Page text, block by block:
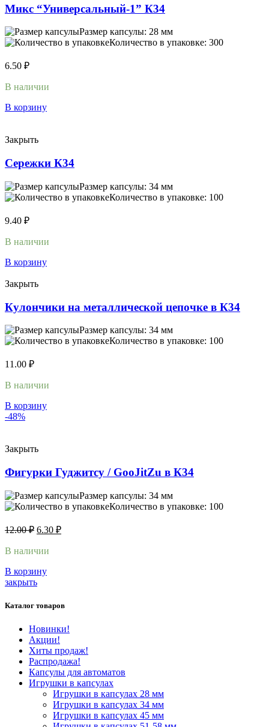
Микс “Универсальный-1” К34
Размер капсулы: 28 мм
Количество в упаковке: 300
6.50 ₽
В наличии
В корзину
Закрыть
Сережки К34
Размер капсулы: 34 мм
Количество в упаковке: 100
9.40 ₽
В наличии
В корзину
Закрыть
Кулончики на металлической цепочке в К34
Размер капсулы: 34 мм
Количество в упаковке: 100
11.00 ₽
В наличии
В корзину
-48%
Закрыть
Фигурки Гуджитсу / GooJitZu в К34
Размер капсулы: 34 мм
Количество в упаковке: 100
12.00₽ 6.30 ₽
В наличии
В корзину
закрыть
Каталог товаров
Новинки!
Акции!
Хиты продаж!
Распродажа!
Капсулы для автоматов
Игрушки в капсулах
Игрушки в капсулах 28 мм
Игрушки в капсулах 34 мм
Игрушки в капсулах 45 мм